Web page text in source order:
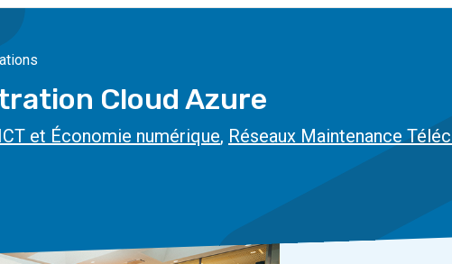
Cloud Azure
et Économie numérique, Réseaux Maintenance